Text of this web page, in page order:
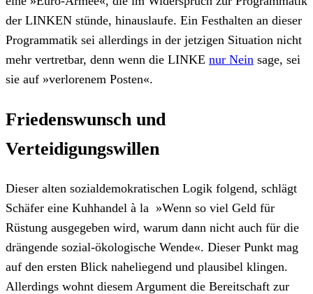
der LINKEN stünde, hinauslaufe. Ein Festhalten an dieser
Programmatik sei allerdings in der jetzigen Situation nicht
mehr vertretbar, denn wenn die LINKE nur Nein sage, sei
sie auf »verlorenem Posten«.
Friedenswunsch und
Verteidigungswillen
Dieser alten sozialdemokratischen Logik folgend, schlägt
Schäfer eine Kuhhandel à la »Wenn so viel Geld für
Rüstung ausgegeben wird, warum dann nicht auch für die
drängende sozial-ökologische Wende«. Dieser Punkt mag
auf den ersten Blick naheliegend und plausibel klingen.
Allerdings wohnt diesem Argument die Bereitschaft zur